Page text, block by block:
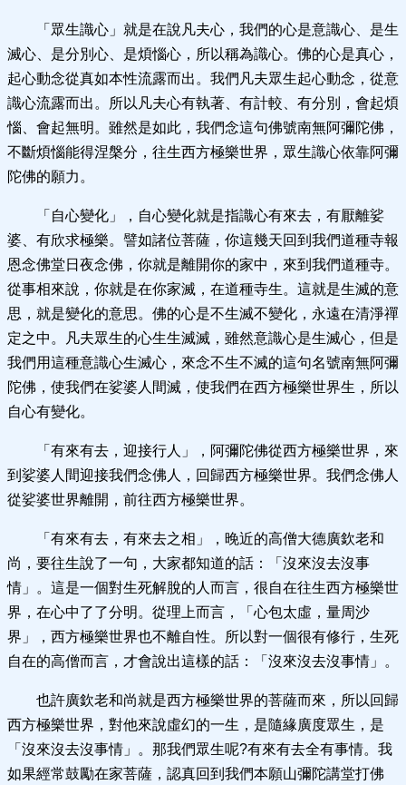
「眾生識心」就是在說凡夫心，我們的心是意識心、是生
滅心、是分別心、是煩惱心，所以稱為識心。佛的心是真心，
起心動念從真如本性流露而出。我們凡夫眾生起心動念，從意
識心流露而出。所以凡夫心有執著、有計較、有分別，會起煩
惱、會起無明。雖然是如此，我們念這句佛號南無阿彌陀佛，
不斷煩惱能得涅槃分，往生西方極樂世界，眾生識心依靠阿彌
陀佛的願力。
「自心變化」，自心變化就是指識心有來去，有厭離娑
婆、有欣求極樂。譬如諸位菩薩，你這幾天回到我們道種寺報
恩念佛堂日夜念佛，你就是離開你的家中，來到我們道種寺。
從事相來說，你就是在你家滅，在道種寺生。這就是生滅的意
思，就是變化的意思。佛的心是不生滅不變化，永遠在清淨禪
定之中。凡夫眾生的心生生滅滅，雖然意識心是生滅心，但是
我們用這種意識心生滅心，來念不生不滅的這句名號南無阿彌
陀佛，使我們在娑婆人間滅，使我們在西方極樂世界生，所以
自心有變化。
「有來有去，迎接行人」，阿彌陀佛從西方極樂世界，來
到娑婆人間迎接我們念佛人，回歸西方極樂世界。我們念佛人
從娑婆世界離開，前往西方極樂世界。
「有來有去，有來去之相」，晚近的高僧大德廣欽老和
尚，要往生說了一句，大家都知道的話：「沒來沒去沒事
情」。這是一個對生死解脫的人而言，很自在往生西方極樂世
界，在心中了了分明。從理上而言，「心包太虛，量周沙
界」，西方極樂世界也不離自性。所以對一個很有修行，生死
自在的高僧而言，才會說出這樣的話：「沒來沒去沒事情」。
也許廣欽老和尚就是西方極樂世界的菩薩而來，所以回歸
西方極樂世界，對他來說虛幻的一生，是隨緣廣度眾生，是
「沒來沒去沒事情」。那我們眾生呢?有來有去全有事情。我
如果經常鼓勵在家菩薩，認真回到我們本願山彌陀講堂打佛